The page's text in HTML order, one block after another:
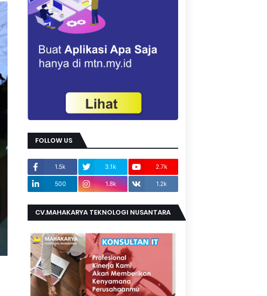
FOLLOW US
1.5k 3.1k 2.7k
500 1.8k 1.2k
CV.MAHAKARYA TEKNOLOGI NUSANTARA